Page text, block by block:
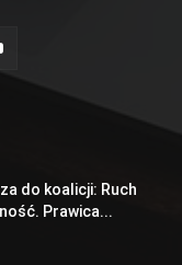
do koalicji: Ruch
Prawica...